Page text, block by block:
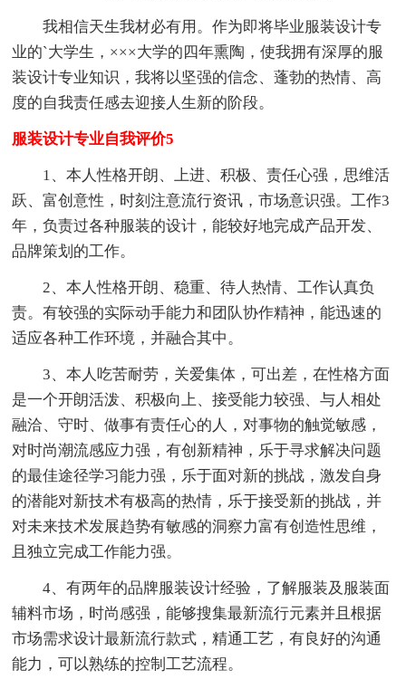
我相信天生我材必有用。作为即将毕业服装设计专
业的`大学生，×××大学的四年熏陶，使我拥有深厚的服
装设计专业知识，我将以坚强的信念、蓬勃的热情、高
度的自我责任感去迎接人生新的阶段。
服装设计专业自我评价5
1、本人性格开朗、上进、积极、责任心强，思维活
跃、富创意性，时刻注意流行资讯，市场意识强。工作3
年，负责过各种服装的设计，能较好地完成产品开发、
品牌策划的工作。
2、本人性格开朗、稳重、待人热情、工作认真负
责。有较强的实际动手能力和团队协作精神，能迅速的
适应各种工作环境，并融合其中。
3、本人吃苦耐劳，关爱集体，可出差，在性格方面
是一个开朗活泼、积极向上、接受能力较强、与人相处
融洽、守时、做事有责任心的人，对事物的触觉敏感，
对时尚潮流感应力强，有创新精神，乐于寻求解决问题
的最佳途径学习能力强，乐于面对新的挑战，激发自身
的潜能对新技术有极高的热情，乐于接受新的挑战，并
对未来技术发展趋势有敏感的洞察力富有创造性思维，
且独立完成工作能力强。
4、有两年的品牌服装设计经验，了解服装及服装面
辅料市场，时尚感强，能够搜集最新流行元素并且根据
市场需求设计最新流行款式，精通工艺，有良好的沟通
能力，可以熟练的控制工艺流程。